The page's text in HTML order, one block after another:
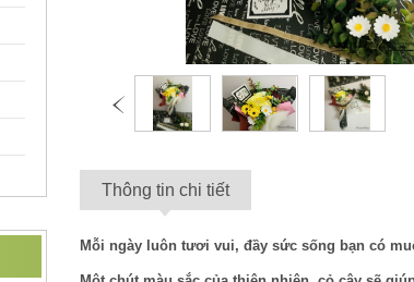
Thông tin chi tiết
Mỗi ngày luôn tươi vui, đầy sức sống bạn có